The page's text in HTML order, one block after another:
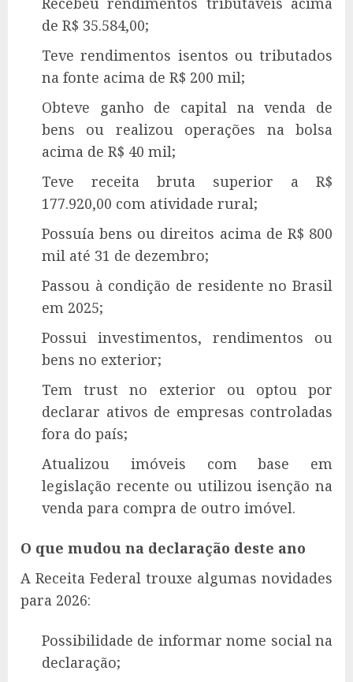
de R$ 35.584,00;
Teve rendimentos isentos ou tributados
na fonte acima de R$ 200 mil;
Obteve ganho de capital na venda de
bens ou realizou operações na bolsa
acima de R$ 40 mil;
Teve receita bruta superior a R$
177.920,00 com atividade rural;
Possuía bens ou direitos acima de R$ 800
mil até 31 de dezembro;
Passou à condição de residente no Brasil
em 2025;
Possui investimentos, rendimentos ou
bens no exterior;
Tem trust no exterior ou optou por
declarar ativos de empresas controladas
fora do país;
Atualizou imóveis com base em
legislação recente ou utilizou isenção na
venda para compra de outro imóvel.
O que mudou na declaração deste ano
A Receita Federal trouxe algumas novidades
para 2026:
Possibilidade de informar nome social na
declaração;